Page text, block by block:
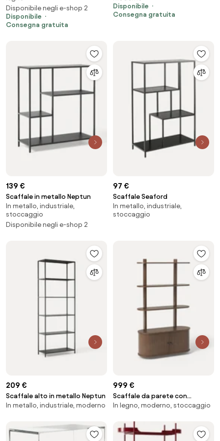
Disponibile negli e-shop 2
Disponibile
Consegna gratuita
Disponibile
Consegna gratuita
139 €
Scaffale in metallo Neptun
In metallo, industriale,
stoccaggio
Disponibile negli e-shop 2
97 €
Scaffale Seaford
In metallo, industriale,
stoccaggio
209 €
Scaffale alto in metallo Neptun
In metallo, industriale, moderno
999 €
Scaffale da parete con
frontale millerighe Calary
In legno, moderno, stoccaggio